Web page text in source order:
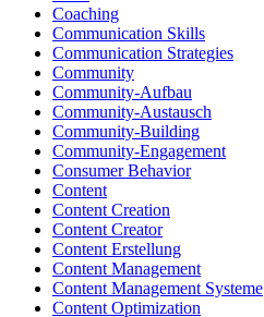
Coaching
Communication Skills
Communication Strategies
Community
Community-Aufbau
Community-Austausch
Community-Building
Community-Engagement
Consumer Behavior
Content
Content Creation
Content Creator
Content Erstellung
Content Management
Content Management Systeme
Content Optimization